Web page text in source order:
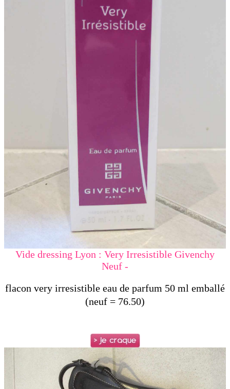
Vide dressing Lyon : Very Irresistible Givenchy
Neuf -
flacon very irresistible eau de parfum 50 ml emballé
(neuf = 76.50)